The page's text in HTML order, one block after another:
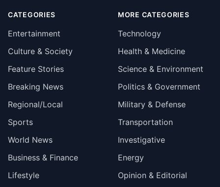
CATEGORIES
Entertainment
Culture & Society
Feature Stories
Breaking News
Regional/Local
Sports
World News
Business & Finance
Lifestyle
MORE CATEGORIES
Technology
Health & Medicine
Science & Environment
Politics & Government
Military & Defense
Transportation
Investigative
Energy
Opinion & Editorial